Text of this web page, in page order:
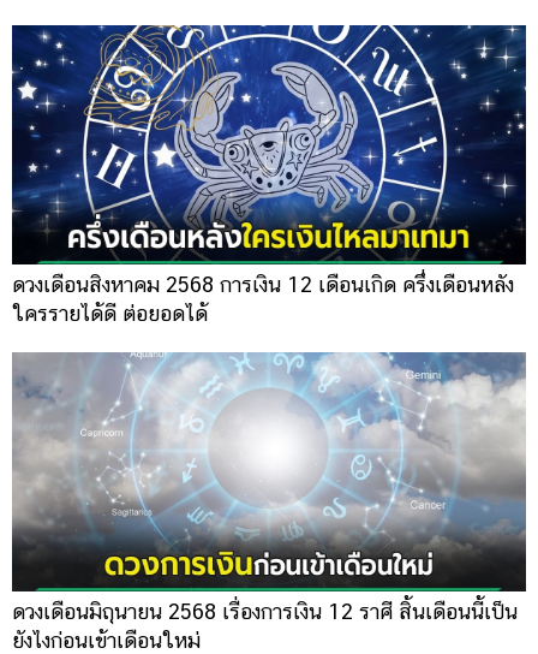
ดวงเดือนสิงหาคม 2568 การเงิน 12 เดือนเกิด ครึ่งเดือนหลัง
ใครรายได้ดี ต่อยอดได้
ดวงเดือนมิถุนายน 2568 เรื่องการเงิน 12 ราศี สิ้นเดือนนี้เป็น
ยังไงก่อนเข้าเดือนใหม่